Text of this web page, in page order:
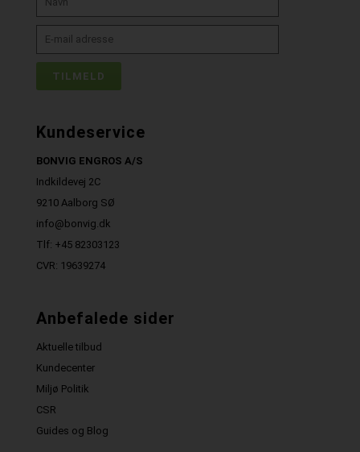
Kundeservice
BONVIG ENGROS A/S
Indkildevej 2C
9210 Aalborg SØ
info@bonvig.dk
Tlf: +45 82303123
CVR: 19639274
Anbefalede sider
Aktuelle tilbud
Kundecenter
Miljø Politik
CSR
Guides og Blog